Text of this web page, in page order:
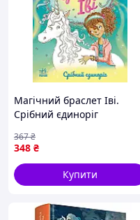
Магічний браслет Іві.
Срібний єдиноріг
348 ₴
367₴
Купити